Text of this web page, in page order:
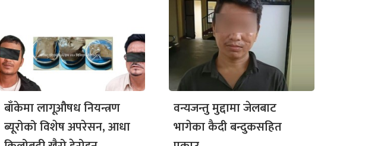
बाँकेमा लागूऔषध नियन्त्रण
ब्यूरोको विशेष अपरेसन, आधा
वन्यजन्तु मुद्दामा जेलबाट
भागेका कैदी बन्दुकसहित